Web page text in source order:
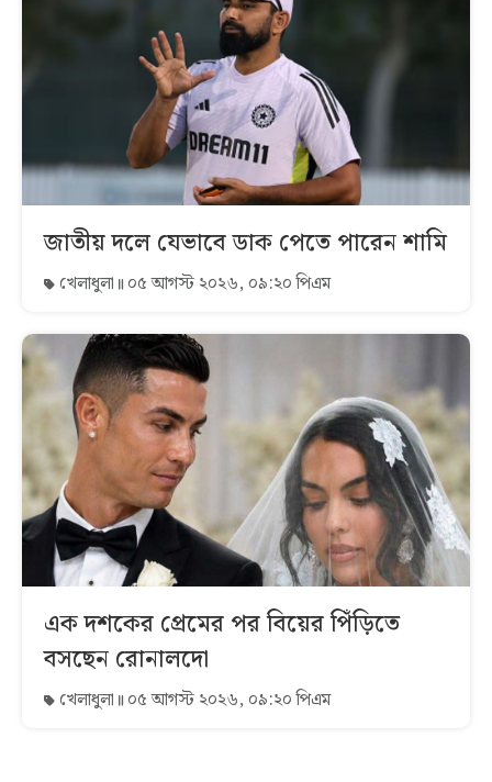
জাতীয় দলে যেভাবে ডাক পেতে পারেন শামি
খেলাধুলা ০৫ আগস্ট ২০২৬, ০৯:২০ পিএম
এক দশকের প্রেমের পর বিয়ের পিঁড়িতে
বসছেন রোনালদো
খেলাধুলা ০৫ আগস্ট ২০২৬, ০৯:২০ পিএম